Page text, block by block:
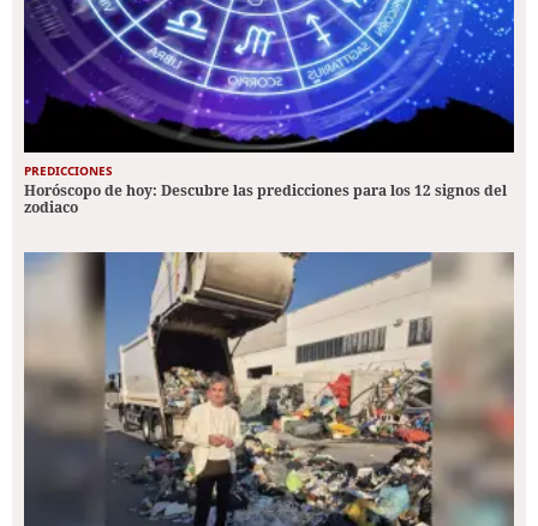
PREDICCIONES
Horóscopo de hoy: Descubre las predicciones para los 12 signos del
zodiaco